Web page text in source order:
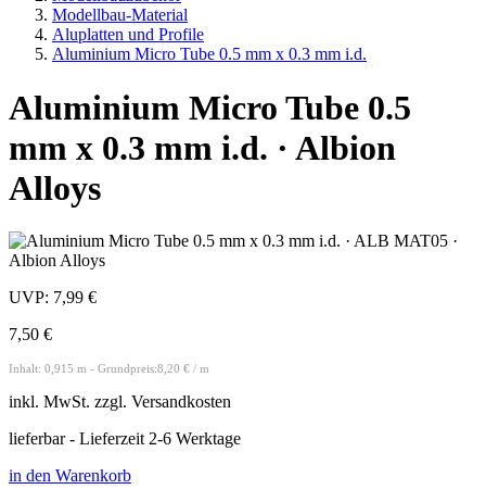
Modellbau-Material
Aluplatten und Profile
Aluminium Micro Tube 0.5 mm x 0.3 mm i.d.
Aluminium Micro Tube 0.5
mm x 0.3 mm i.d. · Albion
Alloys
UVP: 7,99 €
7,50 €
Inhalt: 0,915 m - Grundpreis:8,20 € / m
inkl. MwSt. zzgl. Versandkosten
lieferbar - Lieferzeit 2-6 Werktage
in den Warenkorb